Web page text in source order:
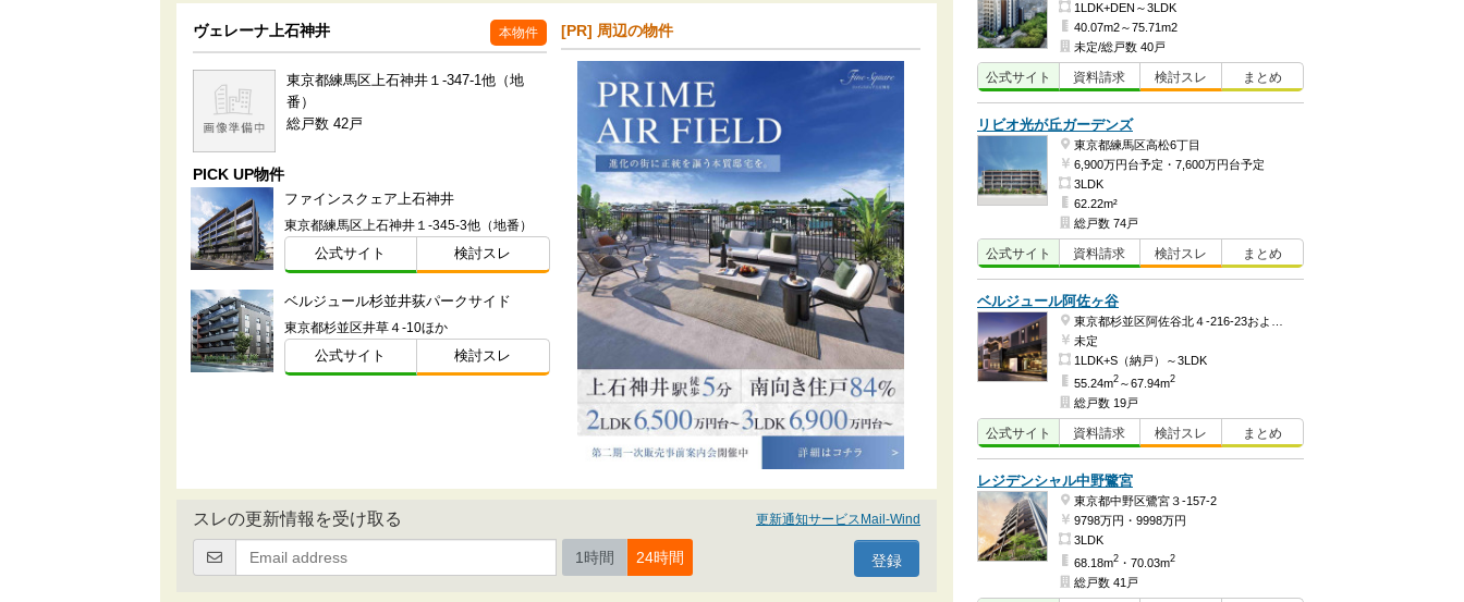
ヴェレーナ上石神井 本物件
東京都練馬区上石神井１-347-1他（地
番）
総戸数 42戸
PICK UP物件
ファインスクェア上石神井
東京都練馬区上石神井１-345-3他（地番）
公式サイト 検討スレ
ベルジュール杉並井荻パークサイド
東京都杉並区井草４-10ほか
公式サイト 検討スレ
[PR] 周辺の物件
スレの更新情報を受け取る 更新通知サービスMail-Wind
1時間 24時間
1LDK+DEN～3LDK
40.07m2～75.71m2
未定/総戸数 40戸
公式サイト 資料請求 検討スレ まとめ
リビオ光が丘ガーデンズ
東京都練馬区高松6丁目
6,900万円台予定・7,600万円台予定
3LDK
62.22m²
総戸数 74戸
公式サイト 資料請求 検討スレ まとめ
ベルジュール阿佐ヶ谷
東京都杉並区阿佐谷北４-216-23および同番2
未定
1LDK+S（納戸）～3LDK
55.24m2 ～67.94m2
総戸数 19戸
公式サイト 資料請求 検討スレ まとめ
レジデンシャル中野鷺宮
東京都中野区鷺宮３-157-2
9798万円・9998万円
3LDK
68.18m2 ・70.03m2
総戸数 41戸